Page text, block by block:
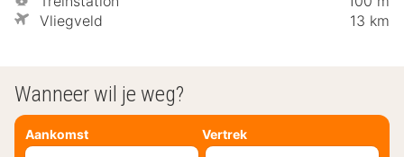
Vliegveld
13 km
Wanneer wil je weg?
Aankomst Vertrek